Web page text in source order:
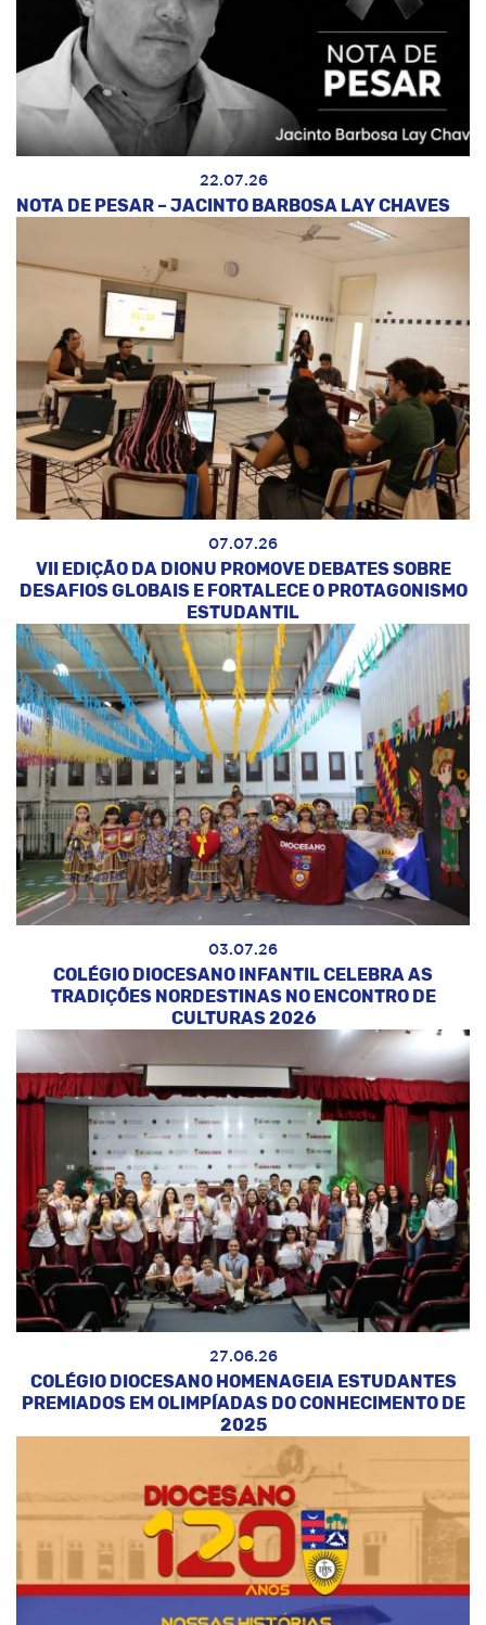
22.07.26
NOTA DE PESAR – JACINTO BARBOSA LAY CHAVES
07.07.26
VII EDIÇÃO DA DIONU PROMOVE DEBATES SOBRE
DESAFIOS GLOBAIS E FORTALECE O PROTAGONISMO
ESTUDANTIL
03.07.26
COLÉGIO DIOCESANO INFANTIL CELEBRA AS
TRADIÇÕES NORDESTINAS NO ENCONTRO DE
CULTURAS 2026
27.06.26
COLÉGIO DIOCESANO HOMENAGEIA ESTUDANTES
PREMIADOS EM OLIMPÍADAS DO CONHECIMENTO DE
2025